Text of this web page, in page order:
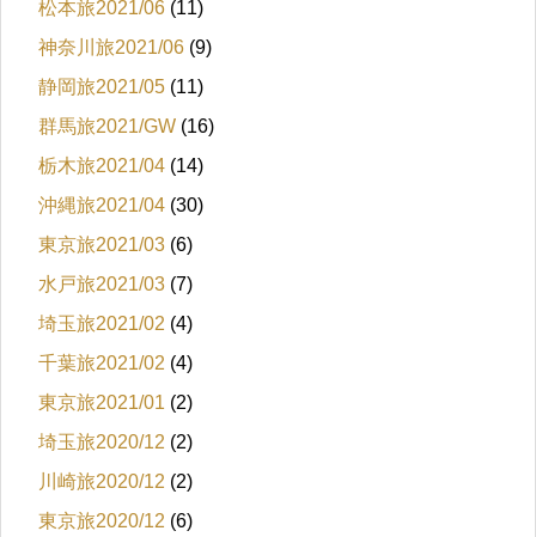
松本旅2021/06 (11)
神奈川旅2021/06 (9)
静岡旅2021/05 (11)
群馬旅2021/GW (16)
栃木旅2021/04 (14)
沖縄旅2021/04 (30)
東京旅2021/03 (6)
水戸旅2021/03 (7)
埼玉旅2021/02 (4)
千葉旅2021/02 (4)
東京旅2021/01 (2)
埼玉旅2020/12 (2)
川崎旅2020/12 (2)
東京旅2020/12 (6)